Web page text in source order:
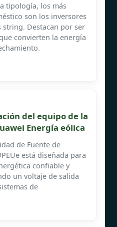
tipología, los más
son los inversores
string. Destacan por ser
convierten la energía
del equipo de la
Energía eólica
de Fuente de
está diseñada para
confiable y
un voltaje de salida
de